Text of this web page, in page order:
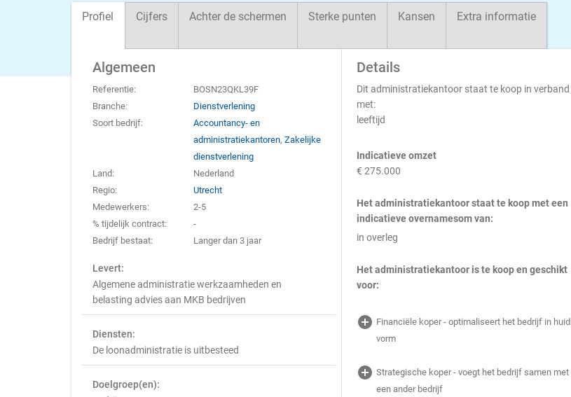
Profiel Cijfers Achter de schermen Sterke punten Kansen Extra informatie
Algemeen
Referentie:
BOSN23QKL39F
Branche:
Dienstverlening
Soort bedrijf:
Accountancy- en
administratiekantoren,Zakelijke
dienstverlening
Land:
Nederland
Regio:
Utrecht
Medewerkers:
2-5
% tijdelijk contract:
-
Bedrijf bestaat:
Langer dan 3 jaar
Levert:
Algemene administratie werkzaamheden en
belasting advies aan MKB bedrijven
Diensten:
De loonadministratie is uitbesteed
Doelgroep(en):
Details
Dit administratiekantoor staat te koop in verband
met:
leeftijd
Indicatieve omzet
€ 275.000
Het administratiekantoor staat te koop met een
indicatieve overnamesom van:
in overleg
Het administratiekantoor is te koop en geschikt
voor:
add_circle Financiële koper - optimaliseert het bedrijf in
vorm
add_circle Strategische koper - voegt het bedrijf samen met
een ander bedrijf